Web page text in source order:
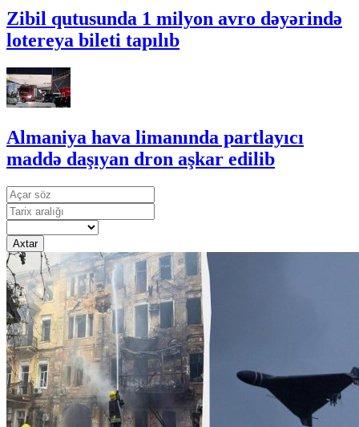
Zibil qutusunda 1 milyon avro dəyərində
lotereya bileti tapılıb
Almaniya hava limanında partlayıcı
maddə daşıyan dron aşkar edilib
Axtar